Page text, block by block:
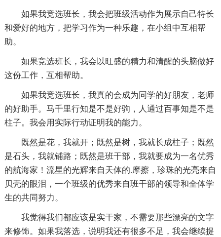
如果我竞选班长，我会把班级活动作为展示自己特长
和爱好的地方，把学习作为一种乐趣，在小组中互相帮
助。
如果竞选班长，我会以旺盛的精力和清醒的头脑做好
这份工作，互相帮助。
如果我竞选班长，我真的会成为同学的好朋友，老师
的好助手。马千里行知是不是好驹，人通过百事知是不是
柱子。我会用实际行动证明我的能力。
既然是花，我就开；既然是树，我就长成柱子；既然
是石头，我就铺路；既然是班干部，我就要成为一名优秀
的航海家！流星的光辉来自天体的.摩擦，珍珠的光亮来自
贝壳的眼泪，一个班级的优秀来自班干部的领导和全体学
生的共同努力。
我觉得我们都应该是实干家，不需要那些漂亮的文字
来修饰。如果我落选，说明我还有很多不足，我会继续提